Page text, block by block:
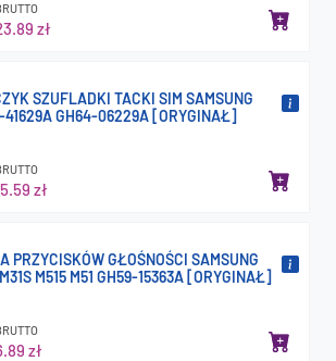
zł
SZUFLADKI TACKI SIM SAMSUNG
41629A GH64-06229A [ORYGINAŁ]
zł
PRZYCISKÓW GŁOŚNOŚCI SAMSUNG
M515 M51 GH59-15363A [ORYGINAŁ]
zł